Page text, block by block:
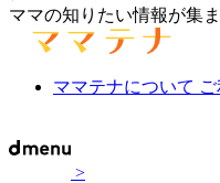
ママの知りたい情報が集
ママテナについて
>